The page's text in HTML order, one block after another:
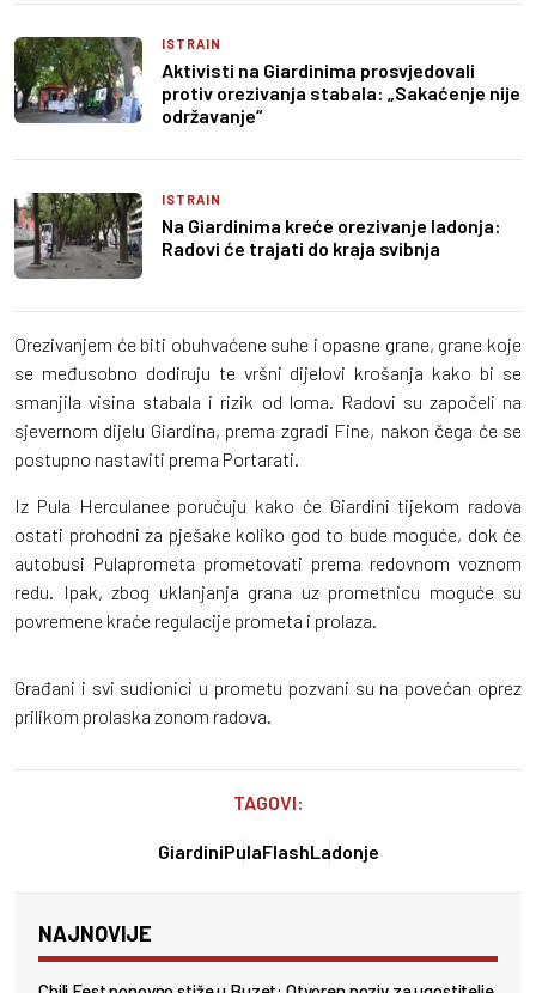
ISTRAIN
Aktivisti na Giardinima prosvjedovali
protiv orezivanja stabala: „Sakaćenje nije
održavanje“
ISTRAIN
Na Giardinima kreće orezivanje ladonja:
Radovi će trajati do kraja svibnja
Orezivanjem će biti obuhvaćene suhe i opasne grane, grane koje
se međusobno dodiruju te vršni dijelovi krošanja kako bi se
smanjila visina stabala i rizik od loma. Radovi su započeli na
sjevernom dijelu Giardina, prema zgradi Fine, nakon čega će se
postupno nastaviti prema Portarati.
Iz Pula Herculanee poručuju kako će Giardini tijekom radova
ostati prohodni za pješake koliko god to bude moguće, dok će
autobusi Pulaprometa prometovati prema redovnom voznom
redu. Ipak, zbog uklanjanja grana uz prometnicu moguće su
povremene kraće regulacije prometa i prolaza.
Građani i svi sudionici u prometu pozvani su na povećan oprez
prilikom prolaska zonom radova.
TAGOVI:
GiardiniPulaFlashLadonje
NAJNOVIJE